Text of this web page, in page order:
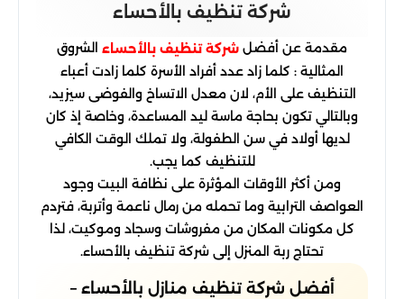
شركة تنظيف بالأحساء
مقدمة عن أفضل شركة تنظيف بالأحساء الشروق
المثالية : كلما زاد عدد أفراد الأسرة كلما زادت أعباء
التنظيف على الأم، لان معدل الاتساخ والفوضى سيزيد،
وبالتالي تكون بحاجة ماسة ليد المساعدة، وخاصة إذ كان
لديها أولاد في سن الطفولة، ولا تملك الوقت الكافي
للتنظيف كما يجب.
ومن أكثر الأوقات المؤثرة على نظافة البيت وجود
العواصف الترابية وما تحمله من رمال ناعمة وأتربة، فتردم
كل مكونات المكان من مفروشات وسجاد وموكيت، لذا
تحتاج ربة المنزل إلى شركة تنظيف بالأحساء.
أفضل شركة تنظيف منازل بالأحساء –